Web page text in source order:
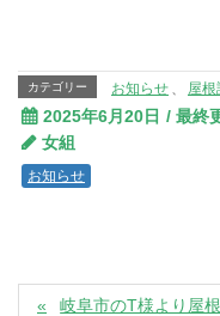
カテゴリー お知らせ 屋根
2025年6月20日 / 最終
女組
お知らせ
岐阜市のT様より屋